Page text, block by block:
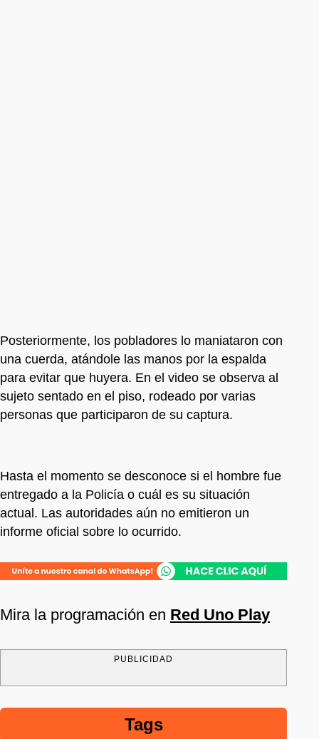
Posteriormente, los pobladores lo maniataron con
una cuerda, atándole las manos por la espalda
para evitar que huyera. En el video se observa al
sujeto sentado en el piso, rodeado por varias
personas que participaron de su captura.
Hasta el momento se desconoce si el hombre fue
entregado a la Policía o cuál es su situación
actual. Las autoridades aún no emitieron un
informe oficial sobre lo ocurrido.
Mira la programación en Red Uno Play
PUBLICIDAD
Tags